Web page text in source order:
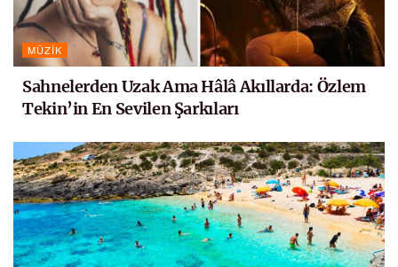
MÜZIK
Sahnelerden Uzak Ama Hâlâ Akıllarda: Özlem
Tekin’in En Sevilen Şarkıları